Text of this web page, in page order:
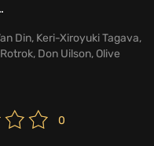
Din, Keri-Xiroyuki Tagava,
, Don Uilson, Olive
0